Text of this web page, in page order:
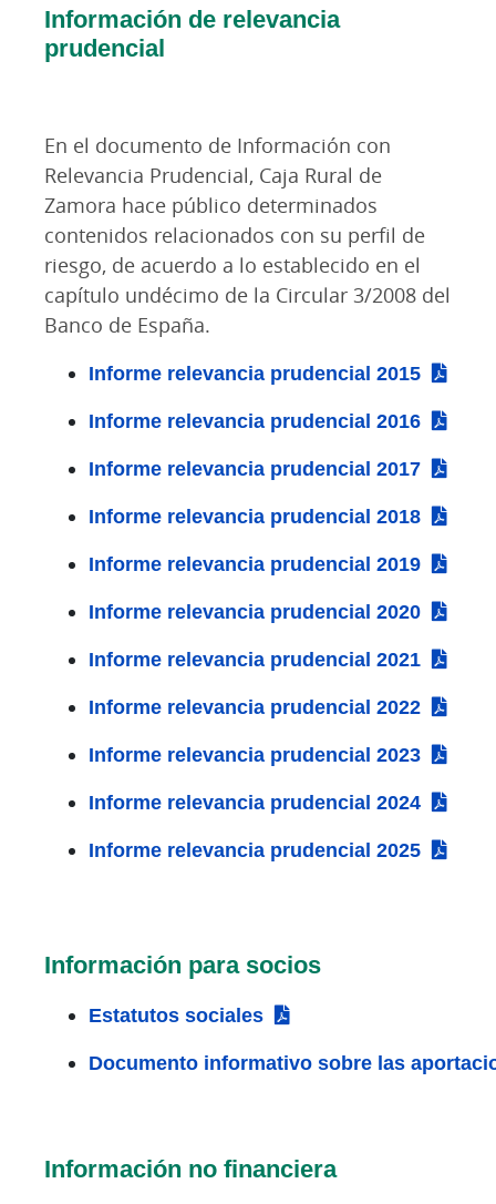
Información de relevancia
prudencial
En el documento de Información con
Relevancia Prudencial, Caja Rural de
Zamora hace público determinados
contenidos relacionados con su perfil de
riesgo, de acuerdo a lo establecido en el
capítulo undécimo de la Circular 3/2008 del
Banco de España.
Informe relevancia prudencial 2015
Informe relevancia prudencial 2016
Informe relevancia prudencial 2017
Informe relevancia prudencial 2018
Informe relevancia prudencial 2019
Informe relevancia prudencial 2020
Informe relevancia prudencial 2021
Informe relevancia prudencial 2022
Informe relevancia prudencial 2023
Informe relevancia prudencial 2024
Informe relevancia prudencial 2025
Información para socios
Estatutos sociales
Documento informativo sobre las
Información no financiera